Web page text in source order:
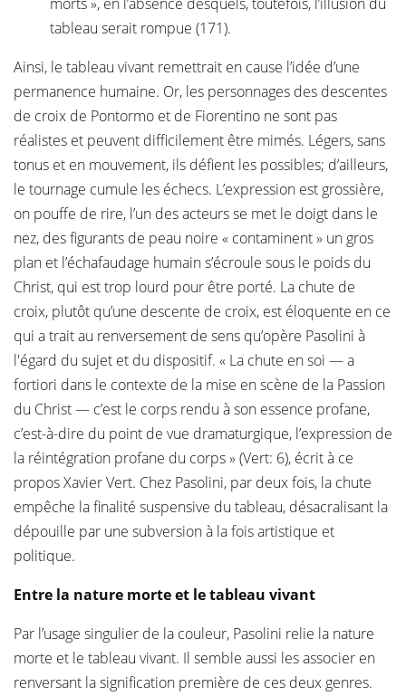
tableau serait rompue (171).
Ainsi, le tableau vivant remettrait en cause l’idée d’une
permanence humaine. Or, les personnages des descentes
de croix de Pontormo et de Fiorentino ne sont pas
réalistes et peuvent difficilement être mimés. Légers, sans
tonus et en mouvement, ils défient les possibles; d’ailleurs,
le tournage cumule les échecs. L’expression est grossière,
on pouffe de rire, l’un des acteurs se met le doigt dans le
nez, des figurants de peau noire « contaminent » un gros
plan et l’échafaudage humain s’écroule sous le poids du
Christ, qui est trop lourd pour être porté. La chute de
croix, plutôt qu’une descente de croix, est éloquente en ce
qui a trait au renversement de sens qu’opère Pasolini à
l'égard du sujet et du dispositif. « La chute en soi — a
fortiori dans le contexte de la mise en scène de la Passion
du Christ — c’est le corps rendu à son essence profane,
c’est-à-dire du point de vue dramaturgique, l’expression de
la réintégration profane du corps » (Vert: 6), écrit à ce
propos Xavier Vert. Chez Pasolini, par deux fois, la chute
empêche la finalité suspensive du tableau, désacralisant la
dépouille par une subversion à la fois artistique et
politique.
Entre la nature morte et le tableau vivant
Par l’usage singulier de la couleur, Pasolini relie la nature
morte et le tableau vivant. Il semble aussi les associer en
renversant la signification première de ces deux genres.